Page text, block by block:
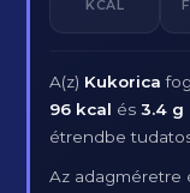
KCAL
A(z) Kukorica
96 kcal és3.4 g
étrendbe
Az adagméretre